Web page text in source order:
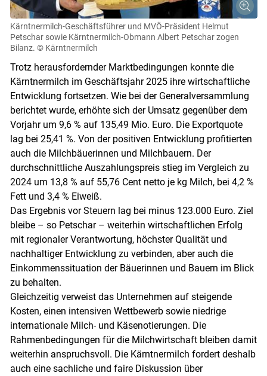
Skip to main content
Kärntnermilch-Geschäftsführer und MVÖ-Präsident Helmut
Petschar sowie Kärntnermilch-Obmann Albert Petschar zogen
Bilanz. © Kärntnermilch
Trotz herausfordernder Marktbedingungen konnte die
Kärntnermilch im Geschäftsjahr 2025 ihre wirtschaftliche
Entwicklung fortsetzen. Wie bei der Generalversammlung
berichtet wurde, erhöhte sich der Umsatz gegenüber dem
Vorjahr um 9,6 % auf 135,49 Mio. Euro. Die Exportquote
lag bei 25,41 %. Von der positiven Entwicklung profitierten
auch die Milchbäuerinnen und Milchbauern. Der
durchschnittliche Auszahlungspreis stieg im Vergleich zu
2024 um 13,8 % auf 55,76 Cent netto je kg Milch, bei 4,2 %
Fett und 3,4 % Eiweiß.
Das Ergebnis vor Steuern lag bei minus 123.000 Euro. Ziel
bleibe – so Petschar – weiterhin wirtschaftlichen Erfolg
mit regionaler Verantwortung, höchster Qualität und
nachhaltiger Entwicklung zu verbinden, aber auch die
Einkommenssituation der Bäuerinnen und Bauern im Blick
zu behalten.
Gleichzeitig verweist das Unternehmen auf steigende
Kosten, einen intensiven Wettbewerb sowie niedrige
internationale Milch- und Käsenotierungen. Die
Rahmenbedingungen für die Milchwirtschaft bleiben damit
weiterhin anspruchsvoll. Die Kärntnermilch fordert deshalb
auch eine sachliche und faire Diskussion über